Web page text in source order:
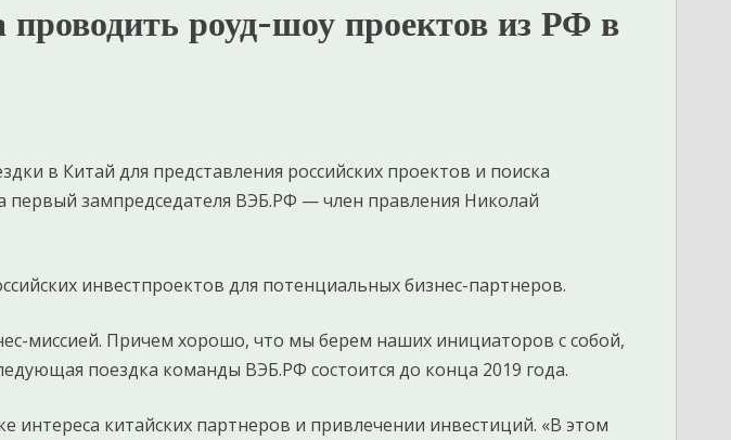
роуд-шоу проектов из РФ в
в Китай для представления российских проектов и поиска
первый зампредседателя ВЭБ.РФ — член правления Николай
инвестпроектов для потенциальных бизнес-партнеров.
миссией. Причем хорошо, что мы берем наших инициаторов с собой,
поездка команды ВЭБ.РФ состоится до конца 2019 года.
интереса китайских партнеров и привлечении инвестиций. «В этом